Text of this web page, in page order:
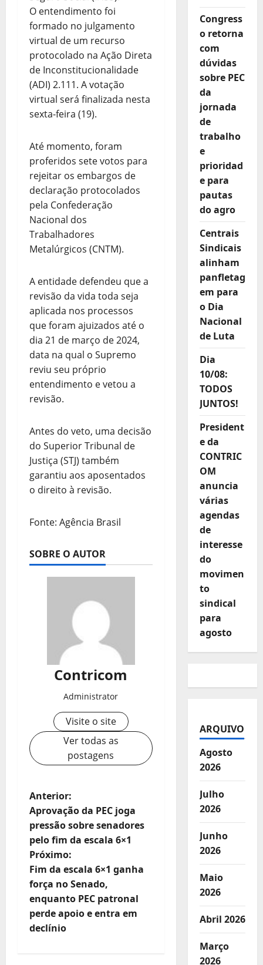
O entendimento foi
formado no julgamento
virtual de um recurso
protocolado na Ação Direta
de Inconstitucionalidade
(ADI) 2.111. A votação
virtual será finalizada nesta
sexta-feira (19).
Até momento, foram
proferidos sete votos para
rejeitar os embargos de
declaração protocolados
pela Confederação
Nacional dos
Trabalhadores
Metalúrgicos (CNTM).
A entidade defendeu que a
revisão da vida toda seja
aplicada nos processos
que foram ajuizados até o
dia 21 de março de 2024,
data na qual o Supremo
reviu seu próprio
entendimento e vetou a
revisão.
Antes do veto, uma decisão
do Superior Tribunal de
Justiça (STJ) também
garantiu aos aposentados
o direito à revisão.
Fonte: Agência Brasil
SOBRE O AUTOR
Contricom
Administrator
Visite o site
Ver todas as
postagens
N
a
v
e
g
a
Anterior:
Aprovação da PEC joga
pressão sobre senadores
pelo fim da escala 6×1
Próximo:
Fim da escala 6×1 ganha
força no Senado,
enquanto PEC patronal
perde apoio e entra em
declínio
Congress
o retorna
com
dúvidas
sobre PEC
da
jornada
de
trabalho
e
prioridad
e para
pautas
do agro
Centrais
Sindicais
alinham
panfletag
em para
o Dia
Nacional
de Luta
Dia
10/08:
TODOS
JUNTOS!
President
e da
CONTRIC
OM
anuncia
várias
agendas
de
interesse
do
movimen
to
sindical
para
agosto
ARQUIVO
Agosto
2026
Julho
2026
Junho
2026
Maio
2026
Abril 2026
Março
2026